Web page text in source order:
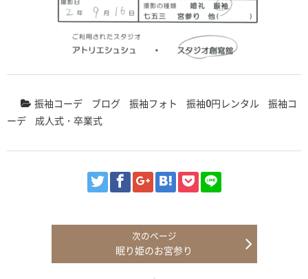
振袖コーデ ブログ 振袖フォト 振袖0円レンタル
振袖コ
ーデ
成人式・卒業式
眠り姫のお宮参り